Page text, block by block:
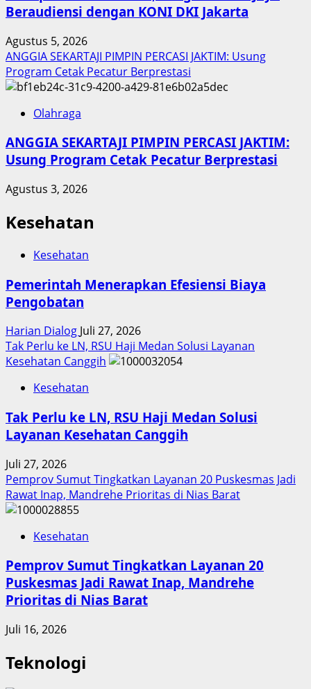
Beraudiensi dengan KONI DKI Jakarta
Agustus 5, 2026
ANGGIA SEKARTAJI PIMPIN PERCASI JAKTIM: Usung
Program Cetak Pecatur Berprestasi
Olahraga
ANGGIA SEKARTAJI PIMPIN PERCASI JAKTIM:
Usung Program Cetak Pecatur Berprestasi
Agustus 3, 2026
Kesehatan
Kesehatan
Pemerintah Menerapkan Efesiensi Biaya
Pengobatan
Harian Dialog Juli 27, 2026
Tak Perlu ke LN, RSU Haji Medan Solusi Layanan
Kesehatan Canggih
Kesehatan
Tak Perlu ke LN, RSU Haji Medan Solusi
Layanan Kesehatan Canggih
Juli 27, 2026
Pemprov Sumut Tingkatkan Layanan 20 Puskesmas Jadi
Rawat Inap, Mandrehe Prioritas di Nias Barat
Kesehatan
Pemprov Sumut Tingkatkan Layanan 20
Puskesmas Jadi Rawat Inap, Mandrehe
Prioritas di Nias Barat
Juli 16, 2026
Teknologi